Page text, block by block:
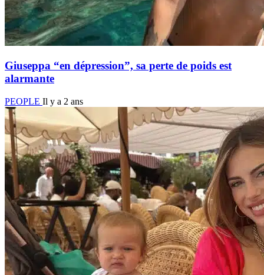
Giuseppa “en dépression”, sa perte de poids est
alarmante
PEOPLE Il y a 2 ans